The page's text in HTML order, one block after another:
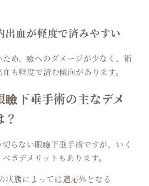
出血が軽度で済みやすい
め、瞼へのダメージが少なく、術
も軽度で済む傾向があります。
瞼下垂手術の主なデメ
らない眼瞼下垂手術ですが、いく
きデメリットもあります。
状態によっては適応外となる